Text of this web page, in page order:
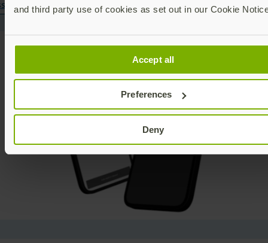
and third party use of cookies as set out in our Cookie
Accept all
Preferences
Deny
ao vídeo